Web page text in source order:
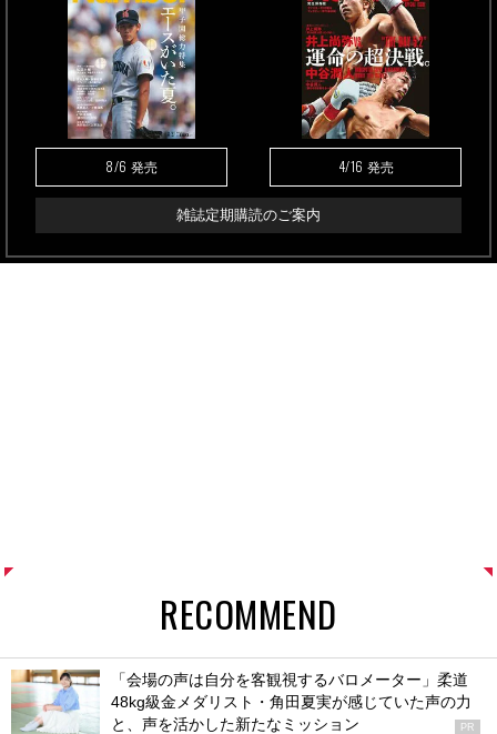
8/6 発売 4/16 発売
雑誌定期購読のご案内
RECOMMEND
「会場の声は自分を客観視するバロメーター」柔道
48kg級金メダリスト・角田夏実が感じていた声の力
と、声を活かした新たなミッション
PR